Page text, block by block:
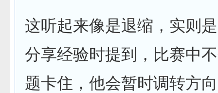
这听起来像是退缩，实则
分享经验时提到，比赛中
题卡住，他会暂时调转方